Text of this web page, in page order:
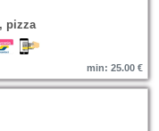
pizza
min: 25.00 €